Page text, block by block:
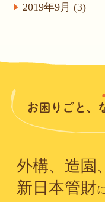
2019年9月 (3)
外構、造園
新日本管財